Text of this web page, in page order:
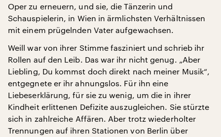
Oper zu erneuern, und sie, die Tänzerin und
Schauspielerin, in Wien in ärmlichsten Verhältnissen
mit einem prügelnden Vater aufgewachsen.
Weill war von ihrer Stimme fasziniert und schrieb ihr
Rollen auf den Leib. Das war ihr nicht genug. „Aber
Liebling, Du kommst doch direkt nach meiner Musik“,
entgegnete er ihr ahnungslos. Für ihn eine
Liebeserklärung, für sie zu wenig, um die in ihrer
Kindheit erlittenen Defizite auszugleichen. Sie stürzte
sich in zahlreiche Affären. Aber trotz wiederholter
Trennungen auf ihren Stationen von Berlin über